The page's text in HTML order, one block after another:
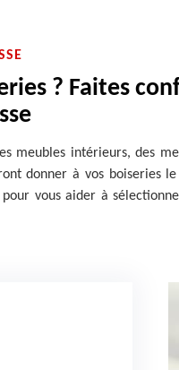
? Faites
meubles intérieurs, des
donner à vos boiseries
vous aider à